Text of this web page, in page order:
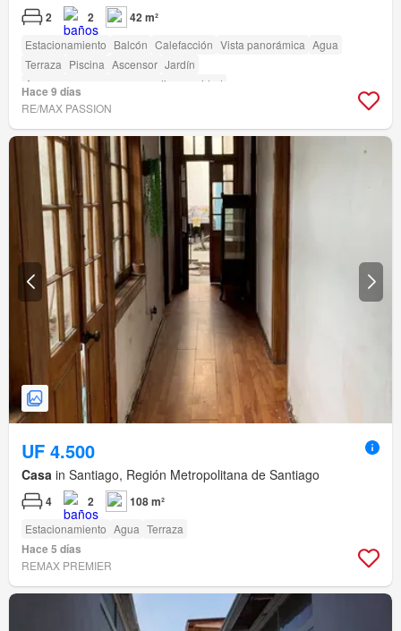
2 2 42 m²
Estacionamiento Balcón Calefacción Vista panorámica Agua
Terraza Piscina Ascensor Jardín
Acceso para personas con discapacidad
Hace 9 días
RE/MAX PASSION
UF 4.500
Casa in Santiago, Región Metropolitana de Santiago
4 2 108 m²
Estacionamiento Agua Terraza
Hace 5 días
REMAX PREMIER